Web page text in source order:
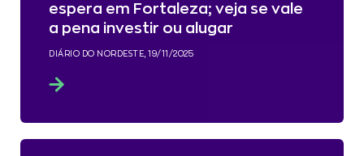
espera em Fortaleza; veja se vale
a pena investir ou alugar
DIÁRIO DO NORDESTE, 19/11/2025